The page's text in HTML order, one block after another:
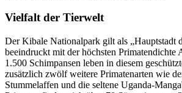
Vielfalt der Tierwelt
Der Kibale Nationalpark gilt als „Hauptstadt
beeindruckt mit der höchsten Primatendichte
1.500 Schimpansen leben in diesem
zusätzlich zwölf weitere Primatenarten wie
Stummelaffen und die seltene Uganda-